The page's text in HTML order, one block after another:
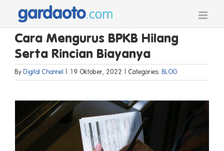
content
Cara Mengurus BPKB Hilang
Serta Rincian Biayanya
By Digital Channel | 19 Oktober, 2022 | Categories: BLOG